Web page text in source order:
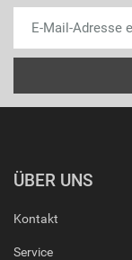
ÜBER UNS
Kontakt
Service